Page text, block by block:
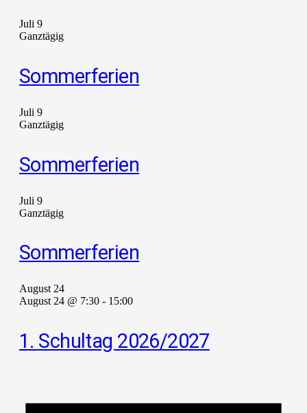
Juli 9
Ganztägig
Sommerferien
Juli 9
Ganztägig
Sommerferien
Juli 9
Ganztägig
Sommerferien
August 24
August 24 @ 7:30 - 15:00
1. Schultag 2026/2027